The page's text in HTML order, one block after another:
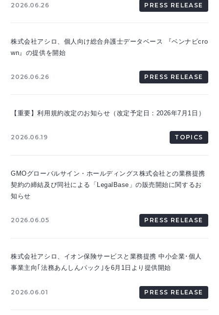
2026.06.26 PRESS RELEASE
2026.06.26 PRESS RELEASE
株式会社アシロ、個人向け総合弁護士データベース 『ベンナビcro
wn』の提供を開始
2026.06.19 TOPICS
【重要】利用規約改定のお知らせ（改定予定日：2026年7月1日）
2026.06.05 PRESS RELEASE
GMOグローバルサイン・ホールディングス株式会社との業務提携
契約の締結及び同社による「LegalBase」の販売開始に関するお
知らせ
2026.06.01 PRESS RELEASE
株式会社アシロ、イオン保険サービスと業務提携 中小企業･個人
事業主向｢法務あんしんパック｣を6月1日より提供開始